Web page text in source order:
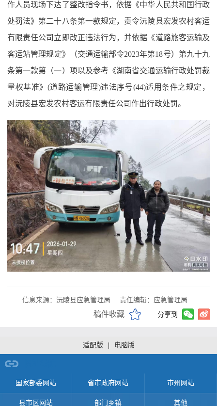
作人员现场下达了整改指令书，依据《中华人民共和国行政
处罚法》第二十八条第一款规定，责令沅陵县宏发农村客运
有限责任公司立即改正违法行为，并依据《道路旅客运输及
客运站管理规定》（交通运输部令2023年第18号）第九十九
条第一款第（一）项以及参考《湖南省交通运输行政处罚裁
量权基准》(道路运输管理)违法序号(44)适用条件之规定，
对沅陵县宏发农村客运有限责任公司作出行政处罚。
信息来源：沅陵县应急管理局 责任编辑：应急管理局
稿件收藏 分享到
适配版 电脑版
国家部委网站 省市政府网站 市州网站
县市区网站 部门乡镇 其他